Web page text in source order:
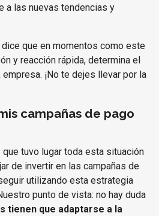
a las nuevas tendencias y
que en momentos como este
y reacción rápida, determina el
¡No te dejes llevar por la
campañas de pago
tuvo lugar toda esta situación
de invertir en las campañas de
utilizando esta estrategia
punto de vista: no hay duda
tienen que adaptarse a la